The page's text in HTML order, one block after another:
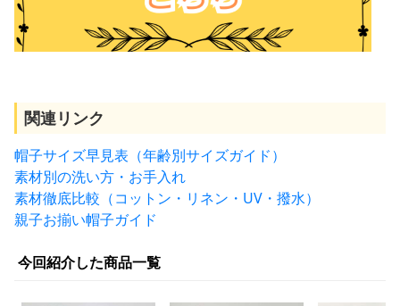
関連リンク
帽子サイズ早見表（年齢別サイズガイド）
素材別の洗い方・お手入れ
素材徹底比較（コットン・リネン・UV・撥水）
親子お揃い帽子ガイド
今回紹介した商品一覧